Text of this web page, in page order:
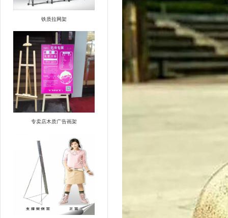
铁质拉网架
专卖店木质广告画架